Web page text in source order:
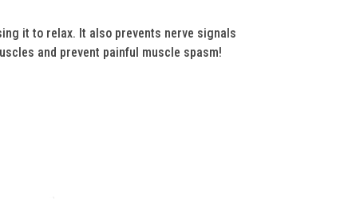
it to relax. It also prevents nerve signals
and prevent painful muscle spasm!